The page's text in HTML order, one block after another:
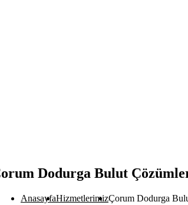
Dodurga Bulut
AnasayfaHizmetlerimizÇorum Dodurga